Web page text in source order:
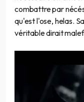
combattre par
qu'est l'ose, helas.
véritable dirait